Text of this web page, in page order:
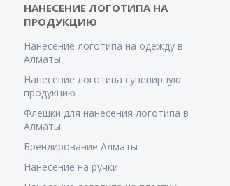
НАНЕСЕНИЕ ЛОГОТИПА НА
ПРОДУКЦИЮ
Нанесение логотипа на одежду в
Алматы
Нанесение логотипа сувенирную
продукцию
Флешки для нанесения логотипа в
Алматы
Брендирование Алматы
Нанесение на ручки